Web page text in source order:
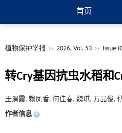
首页
植物保护学报 ›› 2026, Vol. 53 ›› Issue
转Cry基因抗虫水稻和
王渭霞, 赖凤香, 何佳春, 魏琪, 万品俊,
作者信息 +